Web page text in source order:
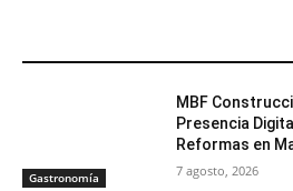
Gastronomía
MBF
Presencia
Reformas en
7 agosto, 2026